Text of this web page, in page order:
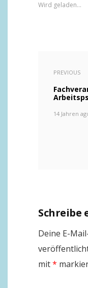
neuem
Fenster
neuem
Wird geladen...
PREVIOUS
14 Jahren
Schreibe
Deine E-
mit*